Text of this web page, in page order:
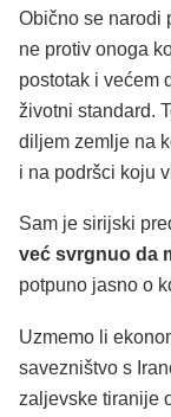
Obično se narodi
ne protiv onoga
postotak i većem
životni standard.
diljem zemlje na
i na podršci koju
Sam je sirijski
već svrgnuo da
potpuno jasno o
Uzmemo li
savezništvo s
zaljevske tiranije